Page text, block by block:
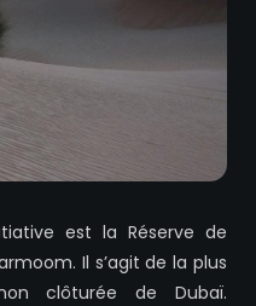
est la Réserve de
Il s’agit de la plus
clôturée de Dubaï.